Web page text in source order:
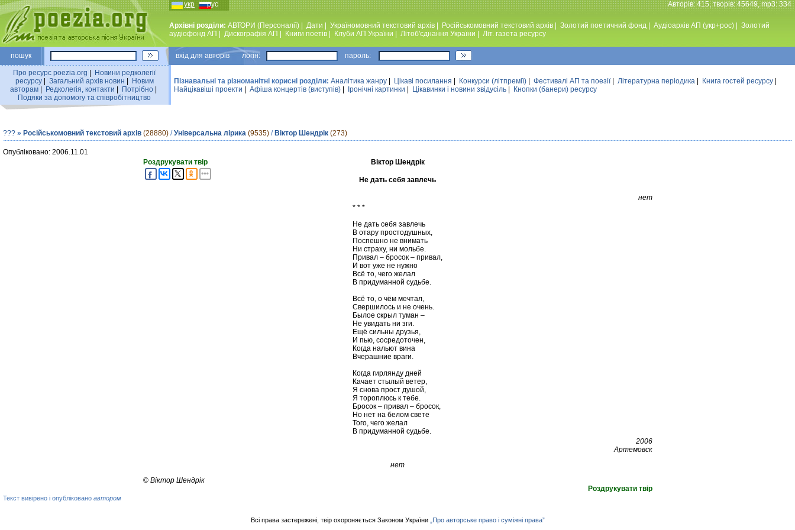
укр рус Авторiв: 415, творiв: 45649, mp3: 334
Архівні розділи: АВТОРИ (Персоналії) Дати Україномовний текстовий архiв Російськомовний текстовий архів Золотий поетичний фонд Аудiоархiв АП (укр+рос)
Золотий
аудiофонд АП
Дискографiя АП Книги поетiв Клуби АП України Лiтоб'єднання України Лiт. газета ресурсу
пошук вхiд для авторiв логін: пароль:
Про ресурс poezia.org
Новини редколегiї
ресурсу| Загальний архiв новин
Новим
авторам
Редколегiя, контакти Потрiбно
Подяки за допомогу та співробітництво
Пізнавальні та різноманітні корисні розділи: Аналiтика жанру Цікаві посилання Конкурси (лiтпремiї) Фестивалi АП та поезiї| Літературна періодика Книга гостей ресурсу
Найцiкавiшi проекти
Афіша концертів (виступів) Iронiчнi картинки Цікавинки і новини звідусіль Кнопки (банери) ресурсу
??? » Російськомовний текстовий архів (28880) /Універсальна лірика (9535) / Віктор Шендрік (273)
Опубліковано: 2006.11.01
Роздрукувати твір
Віктор Шендрік
Не дать себя завлечь
нет
* * *
Не дать себя завлечь
В отару простодушных,
Поспешно не внимать
Ни страху, ни мольбе.
Привал – бросок – привал,
И вот уже не нужно
Всё то, чего желал
В придуманной судьбе.
Всё то, о чём мечтал,
Свершилось и не очень.
Былое скрыл туман –
Не увидать ни зги.
Ещё сильны друзья,
И пью, сосредоточен,
Когда нальют вина
Вчерашние враги.
Когда гирлянду дней
Качает стылый ветер,
Я снова прост душой,
Я тороплюсь к тебе.
Бросок – привал – бросок,
Но нет на белом свете
Того, чего желал
В придуманной судьбе.
2006
Артемовск
нет
© Віктор Шендрік
Роздрукувати твір
Текст вивірено і опубліковано автором
Всі права застережені, твір охороняється Законом України „Про авторське право і суміжні права”